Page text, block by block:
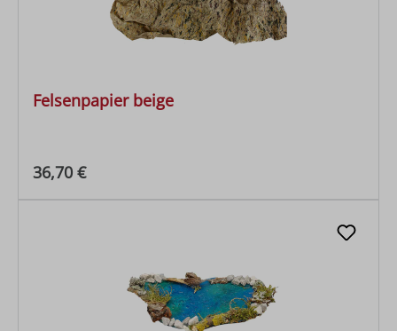
Felsenpapier beige
Regulärer Preis:
36,70 €